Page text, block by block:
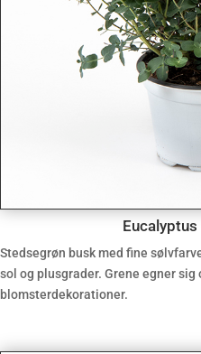
Stedsegrøn busk med fine
sol og plusgrader. Grene egner
blomsterdekorationer.